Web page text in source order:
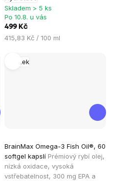
z
5
hvězdiček.
Skladem > 5 ks
Po 10.8. u vás
499 Kč
Měrná
415,83 Kč / 100 ml
Mozek
BrainMax Omega-3 Fish Oil®, 60
softgel kapslí Prémiový rybí olej,
nízká oxidace, vysoká
vstřebatelnost, 300 mg EPA a
hodnocení
produktu
je